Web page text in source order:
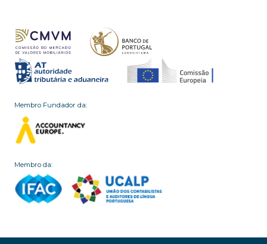
Membro Fundador da:
Membro da: